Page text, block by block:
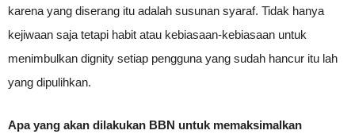
karena yang diserang itu adalah susunan syaraf. Tidak hanya
kejiwaan saja tetapi habit atau kebiasaan-kebiasaan untuk
menimbulkan dignity setiap pengguna yang sudah hancur itu lah
yang dipulihkan.
Apa yang akan dilakukan BBN untuk memaksimalkan